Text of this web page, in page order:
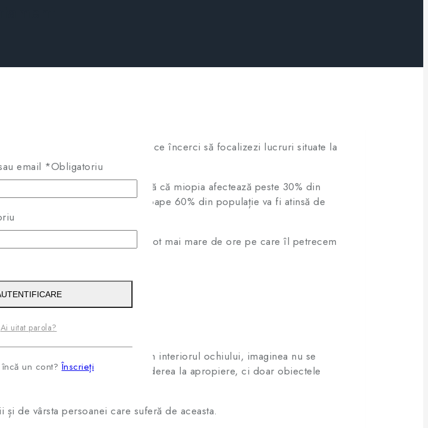
neclare, încețosate, de îndată ce încerci să focalizezi lucruri situate la
Există statistici care arată că miopia afectează peste 30% din
până la mijlocul secolului, aproape 60% din populație va fi atinsă de
este reprezentat de numărul tot mai mare de ore pe care îl petrecem
mobile.
în mod ideal mediile din interiorul ochiului, imaginea nu se
Acest lucru nu afectează vederea la apropiere, ci doar obiectele
de vârsta persoanei care suferă de aceasta.
email *Obligatoriu
Ai uitat parola?
un cont?Înscrieți